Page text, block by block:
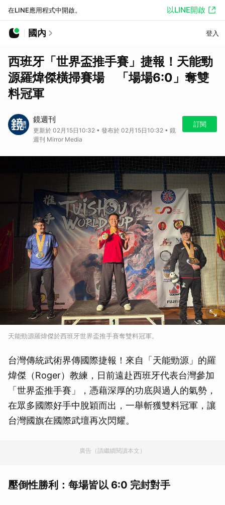
在LINE應用程式中開啟。 以LINE開啟
國內 登入
西班牙「世界盃推手賽」捷報！天能勁
源羅煒傑橫掃賽場 「場場6:0」奪雙
料冠軍
鏡週刊
更新於 02月15日10:32 • 發布於 02月15日10:32 • 鏡
週刊 Mirror Media
訂閱
天能勁源羅煒傑於西班牙世界盃推手賽奪雙料冠軍。
台灣傳統武術界傳國際捷報！來自「天能勁源」的羅
煒傑（Roger）教練，日前遠赴西班牙代表台灣參加
「世界盃推手賽」，憑藉深厚的功底與過人的氣勢，
在眾多國際好手中脫穎而出，一舉斬獲雙料冠軍，讓
台灣國旗在國際武壇再次閃耀。
廣告（請繼續閱讀本文）
壓倒性勝利：每場皆以 6:0 完封對手